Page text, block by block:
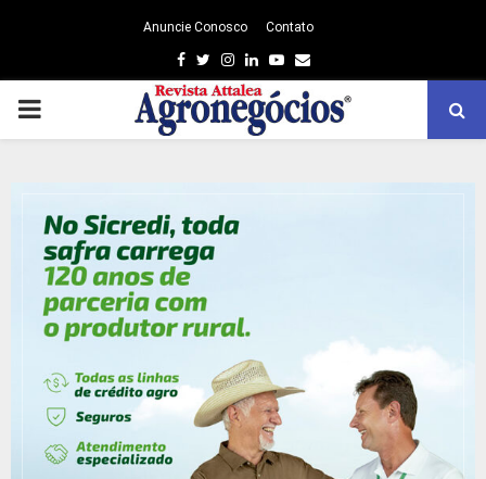
Anuncie Conosco Contato
Facebook
TwitterInstagram
LinkedinYoutube
Email
PRIMARY